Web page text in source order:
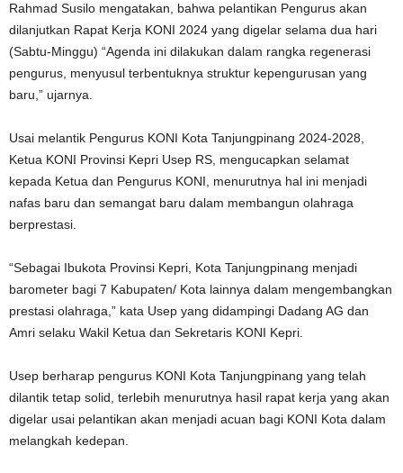
Rahmad Susilo mengatakan, bahwa pelantikan Pengurus akan
dilanjutkan Rapat Kerja KONI 2024 yang digelar selama dua hari
(Sabtu-Minggu) “Agenda ini dilakukan dalam rangka regenerasi
pengurus, menyusul terbentuknya struktur kepengurusan yang
baru,” ujarnya.
Usai melantik Pengurus KONI Kota Tanjungpinang 2024-2028,
Ketua KONI Provinsi Kepri Usep RS, mengucapkan selamat
kepada Ketua dan Pengurus KONI, menurutnya hal ini menjadi
nafas baru dan semangat baru dalam membangun olahraga
berprestasi.
“Sebagai Ibukota Provinsi Kepri, Kota Tanjungpinang menjadi
barometer bagi 7 Kabupaten/ Kota lainnya dalam mengembangkan
prestasi olahraga,” kata Usep yang didampingi Dadang AG dan
Amri selaku Wakil Ketua dan Sekretaris KONI Kepri.
Usep berharap pengurus KONI Kota Tanjungpinang yang telah
dilantik tetap solid, terlebih menurutnya hasil rapat kerja yang akan
digelar usai pelantikan akan menjadi acuan bagi KONI Kota dalam
melangkah kedepan.